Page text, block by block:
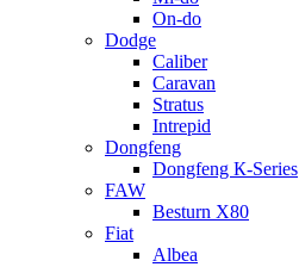
On-do
Dodge
Caliber
Caravan
Stratus
Intrepid
Dongfeng
Dongfeng К-Series
FAW
Besturn Х80
Fiat
Albea